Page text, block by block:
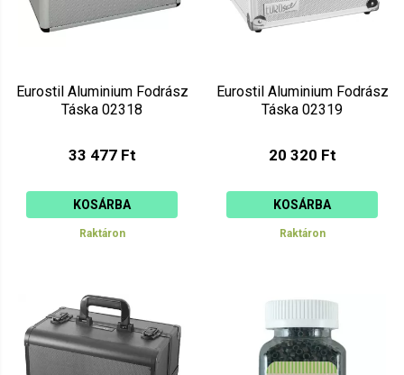
Eurostil Aluminium Fodrász
Táska 02318
33 477 Ft
KOSÁRBA
Raktáron
Eurostil Aluminium Fodrász
Táska 02319
20 320 Ft
KOSÁRBA
Raktáron